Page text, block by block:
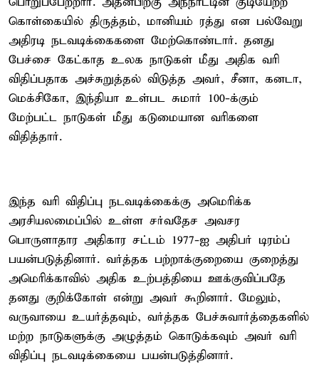
கொள்கையில் திருத்தம், மானியம் ரத்து என பல்வேறு
அதிரடி நடவடிக்கைகளை மேற்கொண்டார். தனது
பேச்சை கேட்காத உலக நாடுகள் மீது அதிக வரி
விதிப்பதாக அச்சுறுத்தல் விடுத்த அவர், சீனா, கனடா,
மெக்சிகோ, இந்தியா உள்பட சுமார் 100-க்கும்
மேற்பட்ட நாடுகள் மீது கடுமையான வரிகளை
விதித்தார்.
இந்த வரி விதிப்பு நடவடிக்கைக்கு அமெரிக்க
அரசியலமைப்பில் உள்ள சர்வதேச அவசர
பொருளாதார அதிகார சட்டம் 1977-ஐ அதிபர் டிரம்ப்
பயன்படுத்தினார். வர்த்தக பற்றாக்குறையை குறைத்து
அமெரிக்காவில் அதிக உற்பத்தியை ஊக்குவிப்பதே
தனது குறிக்கோள் என்று அவர் கூறினார். மேலும்,
வருவாயை உயர்த்தவும், வர்த்தக பேச்சுவார்த்தைகளில்
மற்ற நாடுகளுக்கு அழுத்தம் கொடுக்கவும் அவர் வரி
விதிப்பு நடவடிக்கையை பயன்படுத்தினார்.